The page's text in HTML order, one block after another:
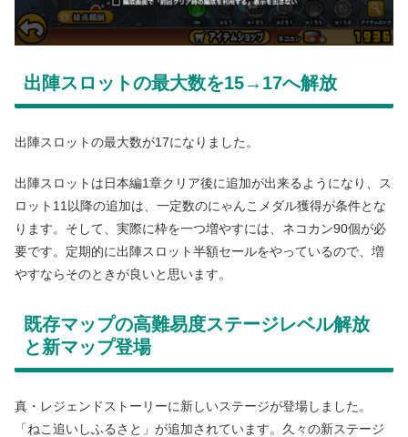
出陣スロットの最大数を15→17へ解放
出陣スロットの最大数が17になりました。
出陣スロットは日本編1章クリア後に追加が出来るようになり、ス
ロット11以降の追加は、一定数のにゃんこメダル獲得が条件とな
ります。そして、実際に枠を一つ増やすには、ネコカン90個が必
要です。定期的に出陣スロット半額セールをやっているので、増
やすならそのときが良いと思います。
既存マップの高難易度ステージレベル解放
と新マップ登場
真・レジェンドストーリーに新しいステージが登場しました。
「ねこ追いしふるさと」が追加されています。久々の新ステージ